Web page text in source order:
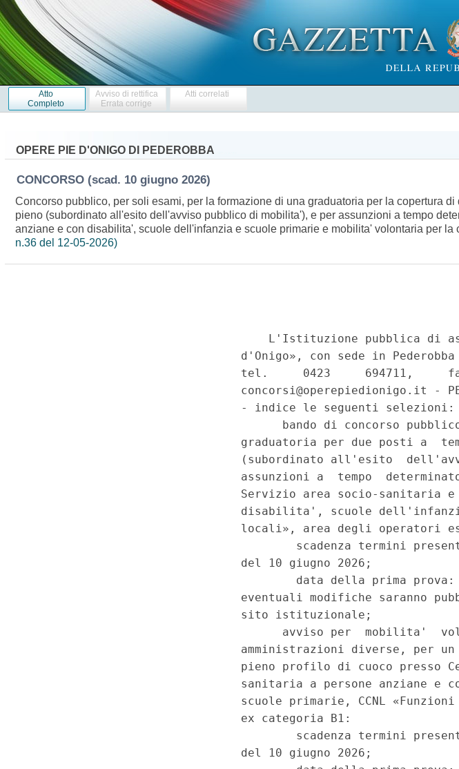
Atto
Completo
Avviso di rettifica
Errata corrige
Atti correlati
OPERE PIE D'ONIGO DI PEDEROBBA
CONCORSO (scad. 10 giugno 2026)
Concorso pubblico, per soli esami, per la formazione di una graduatoria per la copertura
pieno (subordinato all'esito dell'avviso pubblico di mobilita'), e per assunzioni a tempo
anziane e con disabilita', scuole dell'infanzia e scuole primarie e mobilita' volontaria per
n.36 del 12-05-2026)